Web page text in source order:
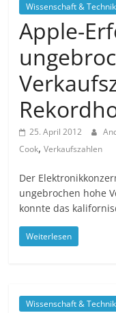
Wissenschaft & Technik
Apple-
25. April 2012
Cook,Verkaufszahlen
Der
ungebrochen hohe
konnte das
Weiterlesen
Wissenschaft & Technik